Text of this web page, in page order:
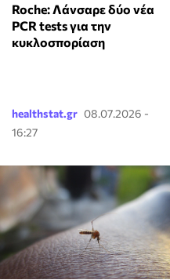
Roche: Λάνσαρε δύο νέα
PCR tests για την
κυκλοσπορίαση
healthstat.gr 08.07.2026 -
16:27